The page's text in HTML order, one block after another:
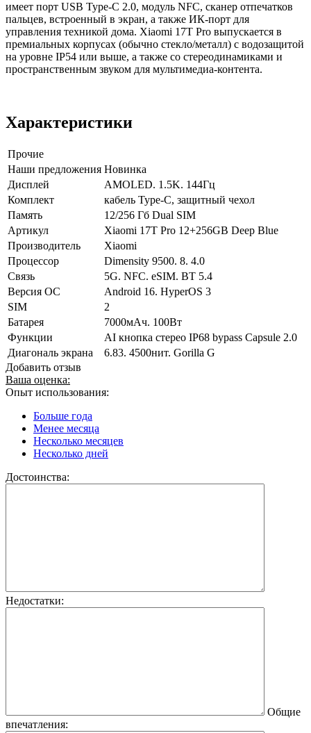
имеет порт USB Type‑C 2.0, модуль NFC, сканер отпечатков
пальцев, встроенный в экран, а также ИК‑порт для
управления техникой дома. Xiaomi 17T Pro выпускается в
премиальных корпусах (обычно стекло/металл) с водозащитой
на уровне IP54 или выше, а также со стереодинамиками и
пространственным звуком для мультимедиа‑контента.
Характеристики
Прочие
Наши предложения Новинка
Дисплей
AMOLED. 1.5K. 144Гц
Комплект
кабель Type-C, защитный чехол
Память
12/256 Гб Dual SIM
Артикул
Xiaomi 17Т Pro 12+256GB Deep Blue
Производитель
Xiaomi
Процессор
Dimensity 9500. 8. 4.0
Связь
5G. NFC. eSIM. BT 5.4
Версия ОС
Android 16. HyperOS 3
SIM
2
Батарея
7000мАч. 100Вт
Функции
AI кнопка стерео IP68 bypass Capsule 2.0
Диагональ экрана
6.83. 4500нит. Gorilla G
Добавить отзыв
Ваша оценка:
Опыт использования:
Больше года
Менее месяца
Несколько месяцев
Несколько дней
Достоинства:
Недостатки:
Общие
впечатления: